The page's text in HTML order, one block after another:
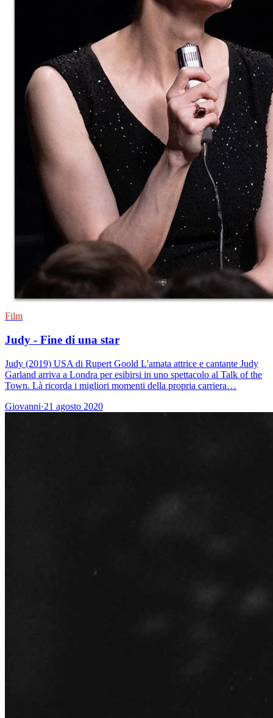
Film
Judy - Fine di una star
Judy (2019) USA di Rupert Goold L'amata attrice e cantante Judy
Garland arriva a Londra per esibirsi in uno spettacolo al Talk of the
Town. Là ricorda i migliori momenti della propria carriera…
Giovanni·21 agosto 2020